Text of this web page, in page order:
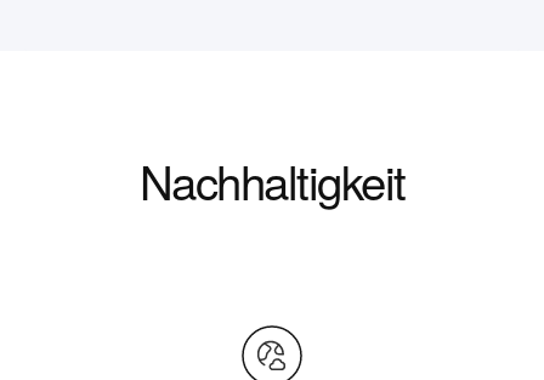
Nachhaltigkeit